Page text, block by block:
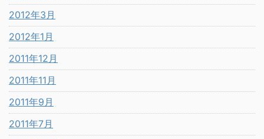
2012年3月
2012年1月
2011年12月
2011年11月
2011年9月
2011年7月